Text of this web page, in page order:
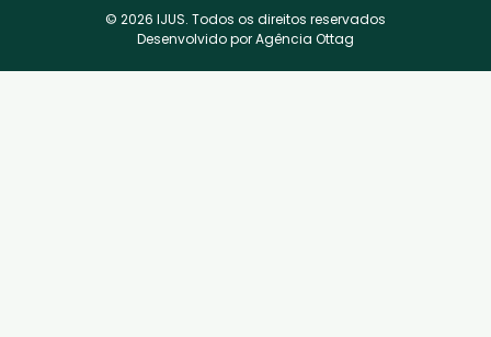
© 2026 IJUS. Todos os direitos reservados
Desenvolvido por Agência Ottag